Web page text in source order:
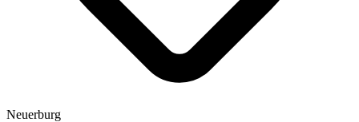
Neuerburg